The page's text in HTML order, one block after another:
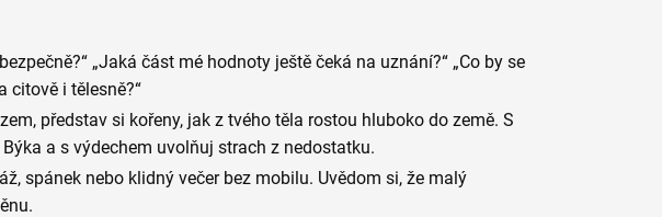
„Jaká část mé hodnoty ještě čeká na uznání?“ „Co by se
citově i tělesně?“
představ si kořeny, jak z tvého těla rostou hluboko do země. S
a s výdechem uvolňuj strach z nedostatku.
spánek nebo klidný večer bez mobilu. Uvědom si, že malý